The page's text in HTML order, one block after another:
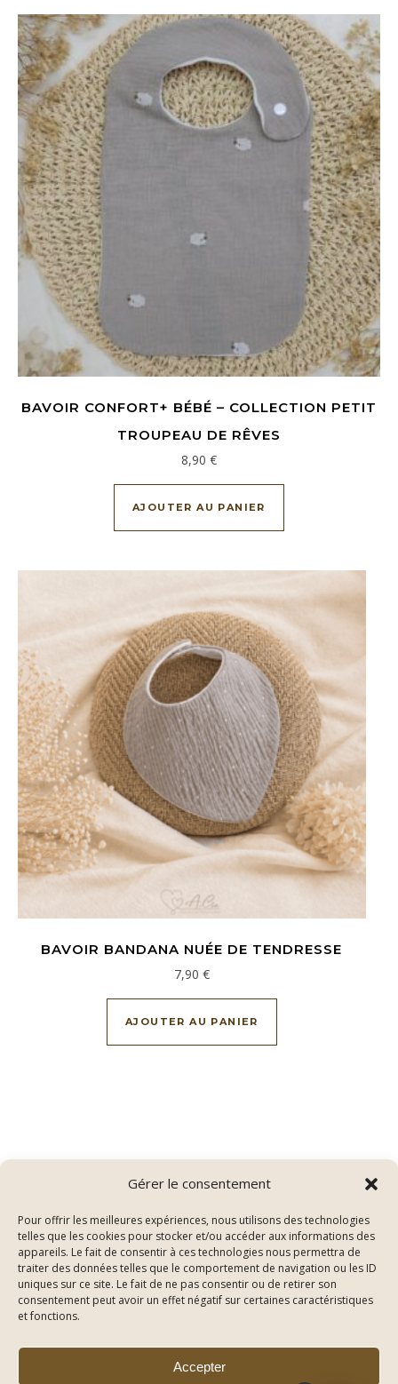
Gérer le consentement
Pour offrir les meilleures expériences, nous utilisons des technologies
telles que les cookies pour stocker et/ou accéder aux informations des
appareils. Le fait de consentir à ces technologies nous permettra de
traiter des données telles que le comportement de navigation ou les ID
uniques sur ce site. Le fait de ne pas consentir ou de retirer son
consentement peut avoir un effet négatif sur certaines caractéristiques
et fonctions.
Accepter
BAVOIR CONFORT+ BÉBÉ – COLLECTION PETIT
TROUPEAU DE RÊVES
8,90 €
AJOUTER AU PANIER
BAVOIR BANDANA NUÉE DE TENDRESSE
7,90 €
AJOUTER AU PANIER
Thème Bard parWP Royal.
Politique de confidentialité Nous contacter On parle de nous